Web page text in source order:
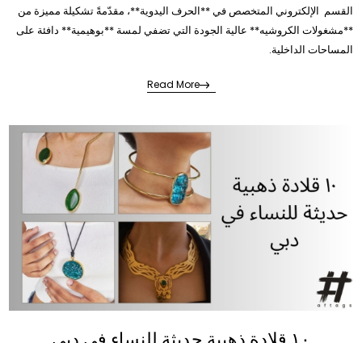
القسم الإلكتروني المتخصص في **الحرف اليدوية**، مقدّمةً تشكيلة مميزة من
**مشغولات الكروشيه** عالية الجودة التي تضفي لمسة **بوهيمية** دافئة على
المساحات الداخلية.
### قواعد أكواب كروشيه.. عنوان للأصالة والجمال
بالكروشيه** (أو **كوسترات كروشيه**)، التي تمتاز بتصاميم زهرة عباد الشمس
المبهجة، ما يجعلها إضافة مثالية لمحبي **الديكور الريفي** و**المنسوجات
اليدوية**. هذه **إكسسوارات المنزل** الصغيرة لا تخدم وظيفة عملية فحسب،
بل تُعد **تحف فنية صغيرة** ترفع من مستوى جمالية المائدة.
> **كلمة المتجر:** "
نحن نركز على الجودة في **شغل الكروشيه اليدوي**، ونسعى لتقديم **هدايا
يدوية** لا تُنسى. ندرك أن البحث عن **ديكور منزلي عصري** يدمج بين الأصالة
والجودة يمثل تحدياً، ولهذا، صُممت منتجاتنا لتكون الإجابة المثالية،" يؤكد المتجر.
Read More